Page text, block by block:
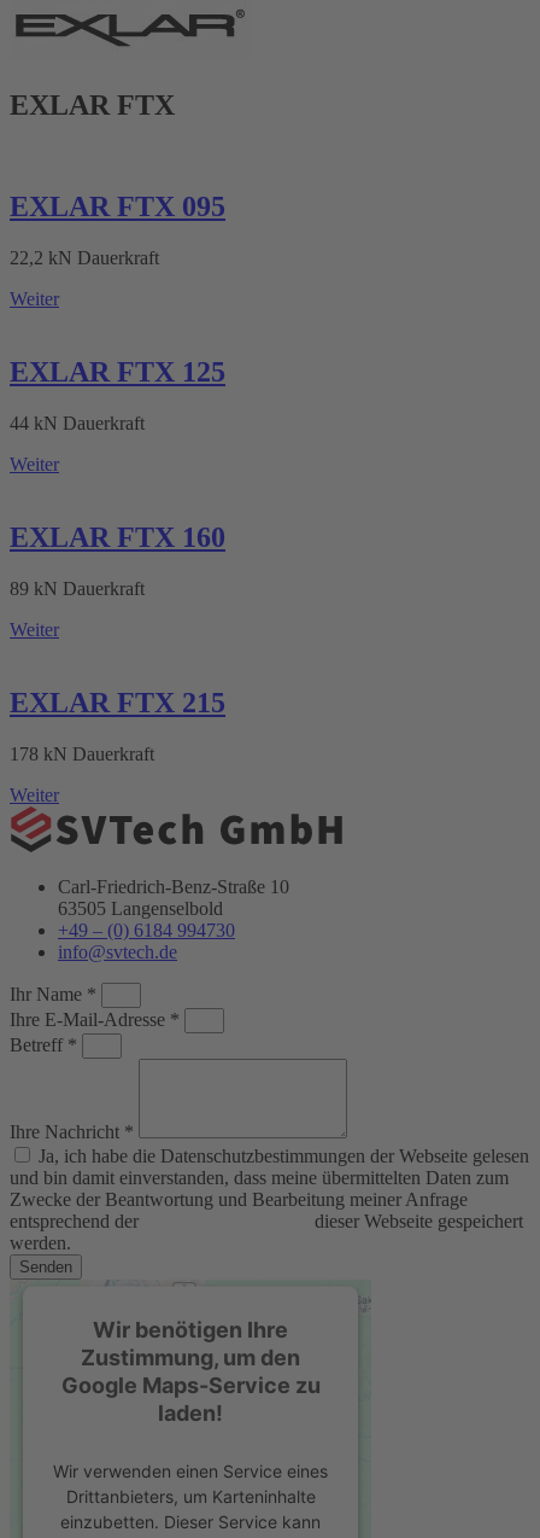
EXLAR FTX
EXLAR FTX 095
22,2 kN Dauerkraft
Weiter
EXLAR FTX 125
44 kN Dauerkraft
Weiter
EXLAR FTX 160
89 kN Dauerkraft
Weiter
EXLAR FTX 215
178 kN Dauerkraft
Weiter
Carl-Friedrich-Benz-Straße 10
63505 Langenselbold
+49 – (0) 6184 994730
info@svtech.de
Ihr Name *
Ihre E-Mail-Adresse *
Betreff *
Ihre Nachricht *
Ja, ich habe die Datenschutzbestimmungen der Webseite gelesen
und bin damit einverstanden, dass meine übermittelten Daten zum
Zwecke der Beantwortung und Bearbeitung meiner Anfrage
entsprechend der
dieser Webseite gespeichert
werden.
Senden
Wir benötigen Ihre
Zustimmung, um den
Google Maps-Service zu
laden!
Wir verwenden einen Service eines
Drittanbieters, um Karteninhalte
einzubetten. Dieser Service kann